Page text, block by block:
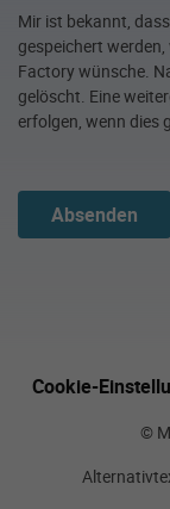
Mir ist bekannt,
gespeichert
Factory wünsche.
gelöscht. Eine
erfolgen, wenn dies
Absenden
Cookie-
©